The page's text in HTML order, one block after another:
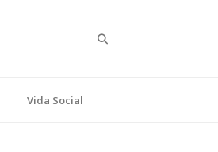
Vida Social